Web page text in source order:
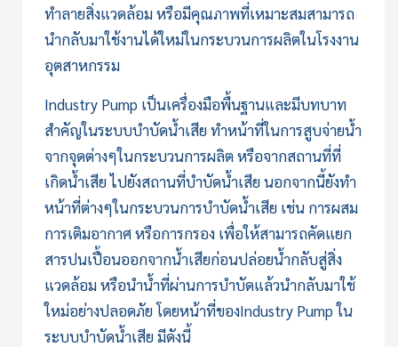
ทำลายสิ่งแวดล้อม หรือมีคุณภาพที่เหมาะสมสามารถ
นำกลับมาใช้งานได้ใหม่ในกระบวนการผลิตในโรงงาน
อุตสาหกรรม
Industry Pump เป็นเครื่องมือพื้นฐานและมีบทบาท
สำคัญในระบบบำบัดน้ำเสียทำหน้าที่ในการสูบจ่ายน้ำ
จากจุดต่างๆในกระบวนการผลิต หรือจากสถานที่ที่
เกิดน้ำเสีย ไปยังสถานที่บำบัดน้ำเสีย นอกจากนี้ยังทำ
หน้าที่ต่างๆในกระบวนการบำบัดน้ำเสีย เช่น การผสม
การเติมอากาศ หรือการกรอง เพื่อให้สามารถคัดแยก
สารปนเปื้อนออกจากน้ำเสียก่อนปล่อยน้ำกลับสู่สิ่ง
แวดล้อม หรือนำน้ำที่ผ่านการบำบัดแล้วนำกลับมาใช้
ใหม่อย่างปลอดภัย โดยหน้าที่ของIndustry Pumpใน
ระบบบำบัดน้ำเสีย มีดังนี้